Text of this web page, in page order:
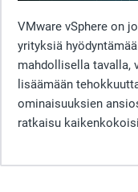
VMware vSphere on
yrityksiä
mahdollisella tavalla,
lisäämään
ominaisuuksien
ratkaisu